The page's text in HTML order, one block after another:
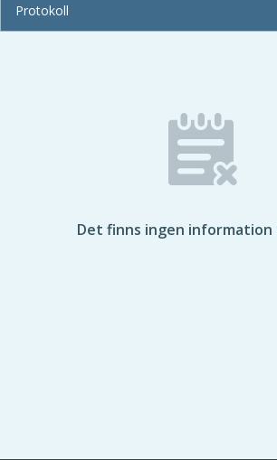
Protokoll
Det finns ingen information